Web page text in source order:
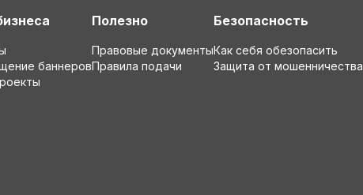
баннеров
Полезно
Правовые документы
Правила подачи
Безопасность
Как себя обезопасить
Защита от мошенничества